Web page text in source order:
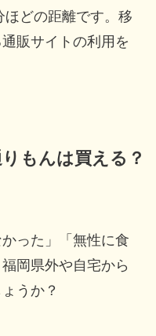
どの距離です。移
販サイトの利用を
もんは買える？
った」「無性に食
岡県外や自宅から
うか？